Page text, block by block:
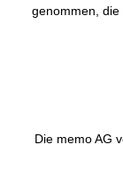
genommen, die
Die memo AG